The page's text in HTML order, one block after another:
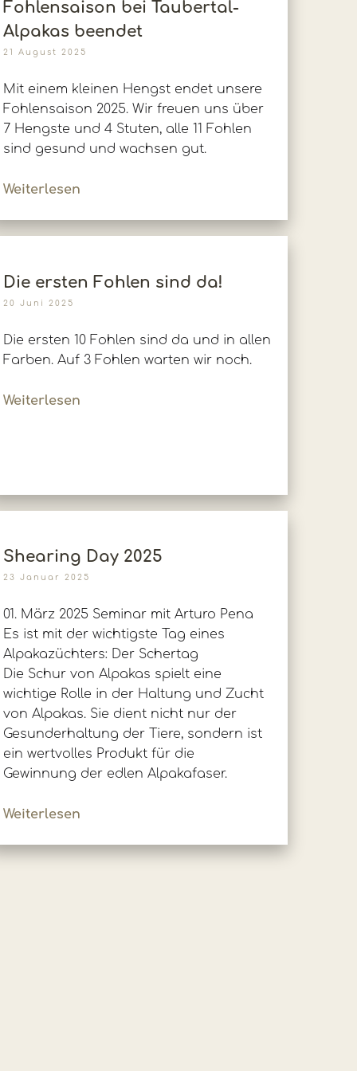
Fohlensaison bei Taubertal-
Alpakas beendet
21 August 2025
Mit einem kleinen Hengst endet unsere
Fohlensaison 2025. Wir freuen uns über
7 Hengste und 4 Stuten, alle 11 Fohlen
sind gesund und wachsen gut.
Weiterlesen
Die ersten Fohlen sind da!
20 Juni 2025
Die ersten 10 Fohlen sind da und in allen
Farben. Auf 3 Fohlen warten wir noch.
Weiterlesen
Shearing Day 2025
23 Januar 2025
01. März 2025 Seminar mit Arturo Pena
Es ist mit der wichtigste Tag eines
Alpakazüchters: Der Schertag
Die Schur von Alpakas spielt eine
wichtige Rolle in der Haltung und Zucht
von Alpakas. Sie dient nicht nur der
Gesunderhaltung der Tiere, sondern ist
ein wertvolles Produkt für die
Gewinnung der edlen Alpakafaser.
Weiterlesen